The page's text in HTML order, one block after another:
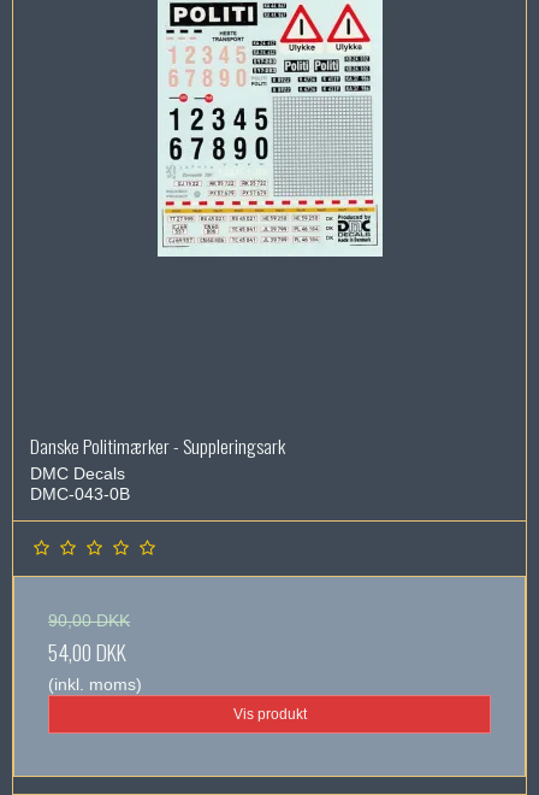
Danske Politimærker - Suppleringsark
DMC Decals
DMC-043-0B
90,00 DKK
54,00 DKK
(inkl. moms)
Vis produkt